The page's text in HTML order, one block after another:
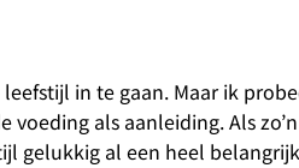
in te gaan. Maar ik
als aanleiding. Als
gelukkig al een heel